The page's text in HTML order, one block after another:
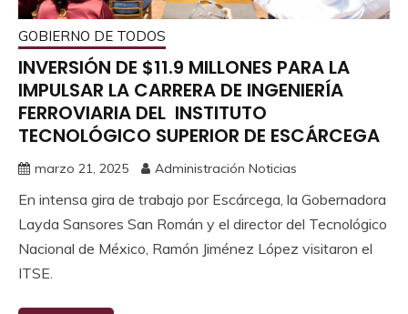
GOBIERNO DE TODOS
INVERSIÓN DE $11.9 MILLONES PARA LA
IMPULSAR LA CARRERA DE INGENIERÍA
FERROVIARIA DEL INSTITUTO
TECNOLÓGICO SUPERIOR DE ESCÁRCEGA
marzo 21, 2025 Administración Noticias
En intensa gira de trabajo por Escárcega, la Gobernadora
Layda Sansores San Román y el director del Tecnológico
Nacional de México, Ramón Jiménez López visitaron el
ITSE.